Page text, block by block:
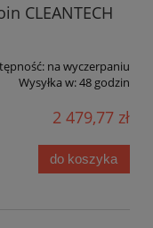
CLEANTECH
na wyczerpaniu
Wysyłka w:48 godzin
2 479,77 zł
do koszyka